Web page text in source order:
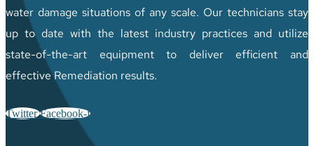
water damage situations of any scale. Our technicians stay
up to date with the latest industry practices and utilize
state-of-the-art equipment to deliver efficient and
effective Remediation results.
Twitter Facebook-f